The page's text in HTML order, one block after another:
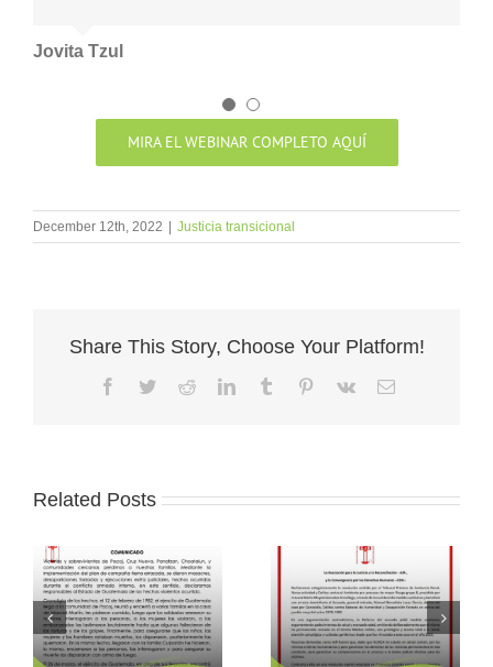
Jovita Tzul
histórica, entonces tenemos mucho que
aplastarnos, liquidarnos, pero tenemos que
la fuerza, con la certeza de que quienes están
haciendo mal son ellos y que tenemos que
que hace feliz a las personas. Y que no
perdamos la esperanza a pesar de todo.
Porque al igual que cuando llueve, al otro día
Carmén Gómez
MIRA EL WEBINAR COMPLETO AQUÍ
December 12th, 2022 Justicia transicional
Share This Story, Choose Your Platform!
Facebook
TwitterRedditLinkedInTumblr Pinterest
Vk Email
Related Posts